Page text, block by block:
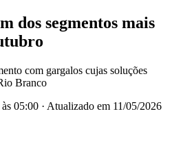
dos segmentos mais
com gargalos cujas soluções
Branco
05:00 · Atualizado em 11/05/2026